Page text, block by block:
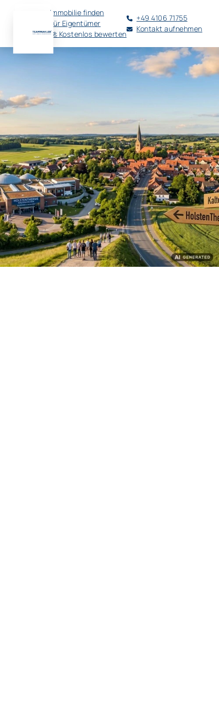
Immobilie finden
Für Eigentümer
🚀 Kostenlos bewerten
+49 4106 71755
Kontakt aufnehmen